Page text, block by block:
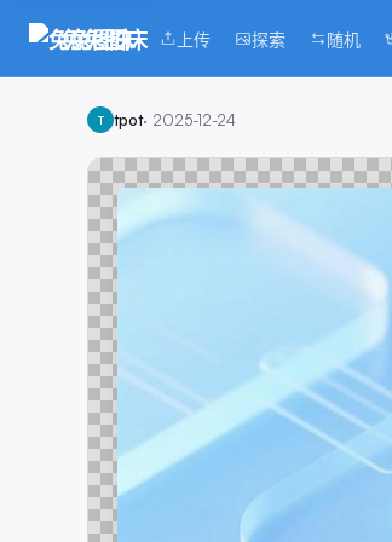
兔兔图床 上传 探索 随机
T tpot· 2025-12-24